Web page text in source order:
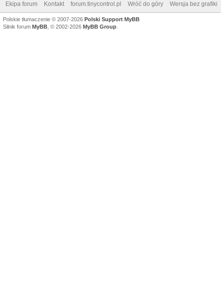
Ekipa forum Kontakt forum.tinycontrol.pl Wróć do góry Wersja bez grafiki
Polskie tłumaczenie © 2007-2026 Polski Support MyBB
Silnik forum MyBB , © 2002-2026 MyBB Group